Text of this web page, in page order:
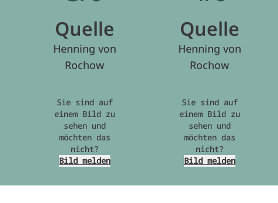
Quelle
Henning von
Rochow
Sie sind auf
einem Bild zu
sehen und
möchten das
nicht?
Bild melden
Quelle
Henning von
Rochow
Sie sind auf
einem Bild zu
sehen und
möchten das
nicht?
Bild melden